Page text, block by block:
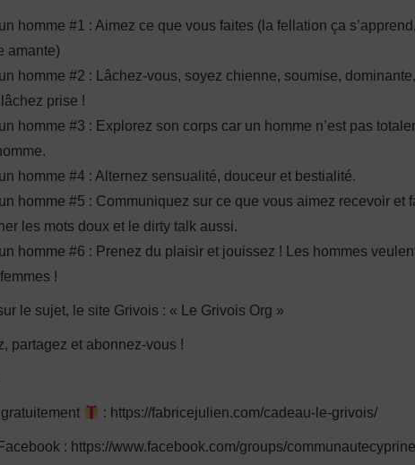
homme #1 : Aimez ce que vous faites (la fellation ça
amante)
homme #2 : Lâchez-vous, soyez chienne, soumise, dominante,
prise !
homme #3 : Explorez son corps car un homme n’est pas
homme #4 : Alternez sensualité, douceur et bestialité.
homme #5 : Communiquez sur ce que vous aimez recevoir et
les mots doux et le dirty talk aussi.
homme #6 : Prenez du plaisir et jouissez ! Les hommes
!
le sujet, le site Grivois : « Le Grivois Org »
partagez et abonnez-vous !
: https://fabricejulien.com/cadeau-le-grivois/
: https://www.facebook.com/groups/